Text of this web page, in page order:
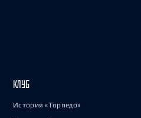
КЛУБ
История «Торпедо»